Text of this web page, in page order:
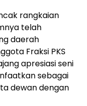
rangkaian
telah
daerah
Fraksi PKS
apresiasi seni
sebagai
dewan dengan